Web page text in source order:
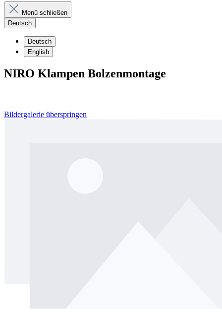
Menü schließen
Deutsch
Deutsch
English
NIRO Klampen Bolzenmontage
Bildergalerie überspringen